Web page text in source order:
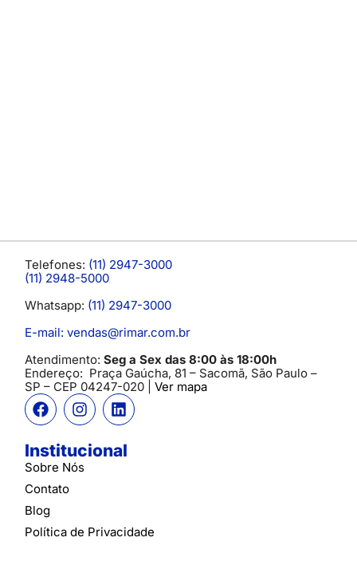
Telefones: (11) 2947-3000
(11) 2948-5000
Whatsapp: (11) 2947-3000
E-mail: vendas@rimar.com.br
Atendimento: Seg a Sex das 8:00 às 18:00h
Endereço: Praça Gaúcha, 81 – Sacomã, São Paulo –
SP – CEP 04247-020 | Ver mapa
Institucional
Sobre Nós
Contato
Blog
Política de Privacidade